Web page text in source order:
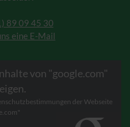
89 09 45 30
eine E-Mail
von "google.com"
der Webseite